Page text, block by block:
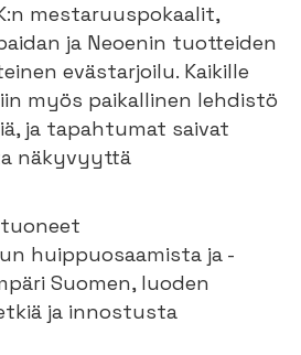
mestaruuspokaalit,
ja Neoenin tuotteiden
evästarjoilu. Kaikille
myös paikallinen lehdistö
ja tapahtumat saivat
näkyvyyttä
huippuosaamista ja -
Suomen, luoden
ja innostusta